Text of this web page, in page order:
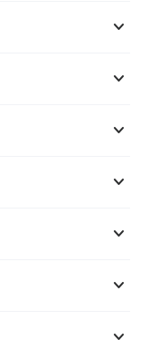
keyboard_arrow_down
keyboard_arrow_down
keyboard_arrow_down
keyboard_arrow_down
keyboard_arrow_down
keyboard_arrow_down
keyboard_arrow_down